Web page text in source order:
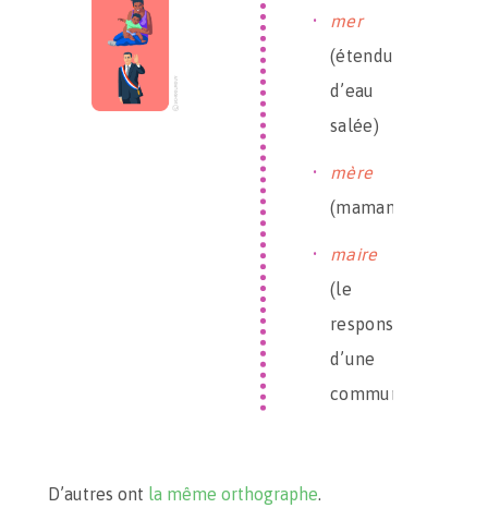
mer
(étendue
d’eau
salée)
mère
(maman)
maire
(le
responsable
d’une
commune)
D’autres ont la même orthographe.